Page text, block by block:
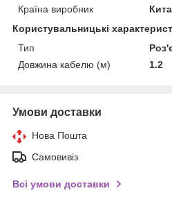
Країна виробник
Користувальницькі
Тип
Довжина кабелю (м)
1.2
Умови доставки
Нова Пошта
Самовивіз
Всі умови доставки